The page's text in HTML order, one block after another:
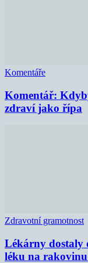
Komentáře
Komentář:
zdraví jako řípa
Zdravotní gramotnost
Lékárny dostaly
léku na